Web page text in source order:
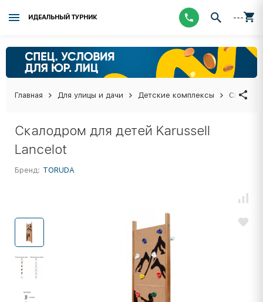
ИДЕАЛЬНЫЙ ТУРНИК ---
Главная Для улицы и дачи Детские комплексы
Скалодром для детей Karussell
Lancelot
Бренд: TORUDA